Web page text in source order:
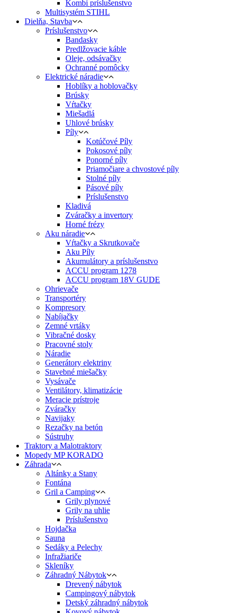
Kombi príslušenstvo
Multisystém STIHL
Dielňa, Stavba
Príslušenstvo
Bandasky
Predlžovacie káble
Oleje, odsávačky
Ochranné pomôcky
Elektrické náradie
Hoblíky a hoblovačky
Brúsky
Vŕtačky
Miešadlá
Uhlové brúsky
Píly
Kotúčové Píly
Pokosové píly
Ponorné píly
Priamočiare a chvostové píly
Stolné píly
Pásové píly
Príslušenstvo
Kladivá
Zváračky a invertory
Horné frézy
Aku náradie
Vŕtačky a Skrutkovače
Aku Píly
Akumulátory a príslušenstvo
ACCU program 1278
ACCU program 18V GUDE
Ohrievače
Transportéry
Kompresory
Nabíjačky
Zemné vrtáky
Vibračné dosky
Pracovné stoly
Náradie
Generátory elektriny
Stavebné miešačky
Vysávače
Ventilátory, klimatizácie
Meracie prístroje
Zváračky
Navijaky
Rezačky na betón
Sústruhy
Traktory a Malotraktory
Mopedy MP KORADO
Záhrada
Altánky a Stany
Fontána
Gril a Camping
Grily plynové
Grily na uhlie
Príslušenstvo
Hojdačka
Sauna
Sedáky a Pelechy
Infražiariče
Skleníky
Záhradný Nábytok
Drevený nábytok
Campingový nábytok
Detský záhradný nábytok